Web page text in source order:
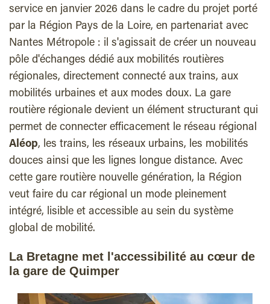
service en janvier 2026 dans le cadre du projet porté
par la Région Pays de la Loire, en partenariat avec
Nantes Métropole : il s'agissait de créer un nouveau
pôle d'échanges dédié aux mobilités routières
régionales, directement connecté aux trains, aux
mobilités urbaines et aux modes doux. La gare
routière régionale devient un élément structurant qui
permet de connecter efficacement le réseau régional
Aléop, les trains, les réseaux urbains, les mobilités
douces ainsi que les lignes longue distance. Avec
cette gare routière nouvelle génération, la Région
veut faire du car régional un mode pleinement
intégré, lisible et accessible au sein du système
global de mobilité.
La Bretagne met l'accessibilité au cœur de
la gare de Quimper